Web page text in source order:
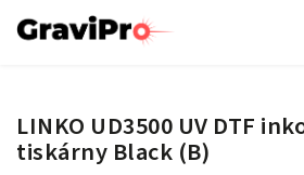
LINKO UD3500 UV DTF
tiskárny Black (B)